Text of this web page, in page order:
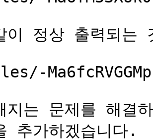
이 정상 출력되는
지는 문제를 해결
추가하겠습니다.